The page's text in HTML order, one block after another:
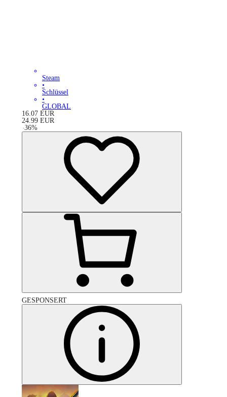
Steam
•
Schlüssel
•
GLOBAL
16.07 EUR
24.99 EUR
-36%
GESPONSERT